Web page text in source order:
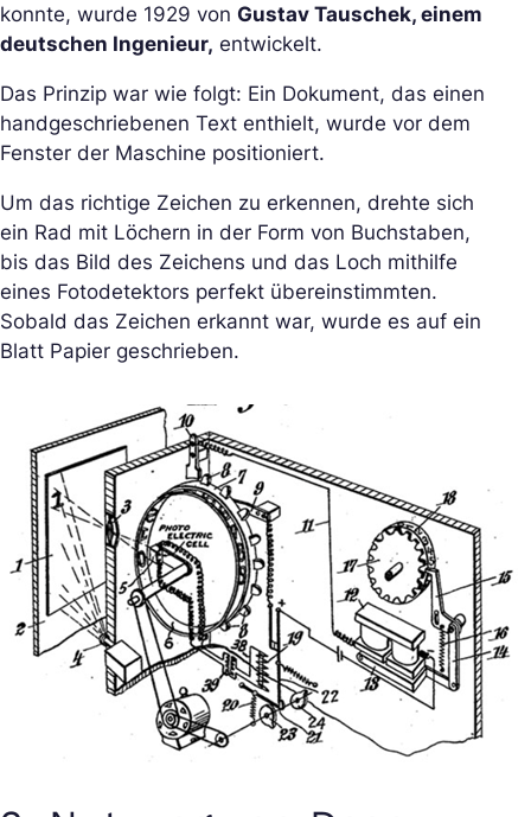
konnte, wurde 1929 von Gustav Tauschek, einem
deutschen Ingenieur, entwickelt.
Das Prinzip war wie folgt: Ein Dokument, das einen
handgeschriebenen Text enthielt, wurde vor dem
Fenster der Maschine positioniert.
Um das richtige Zeichen zu erkennen, drehte sich
ein Rad mit Löchern in der Form von Buchstaben,
bis das Bild des Zeichens und das Loch mithilfe
eines Fotodetektors perfekt übereinstimmten.
Sobald das Zeichen erkannt war, wurde es auf ein
Blatt Papier geschrieben.